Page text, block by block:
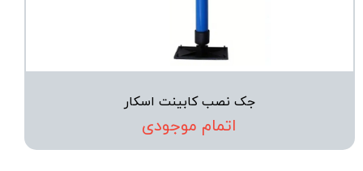
جک نصب کابینت اسکار
اتمام موجودی